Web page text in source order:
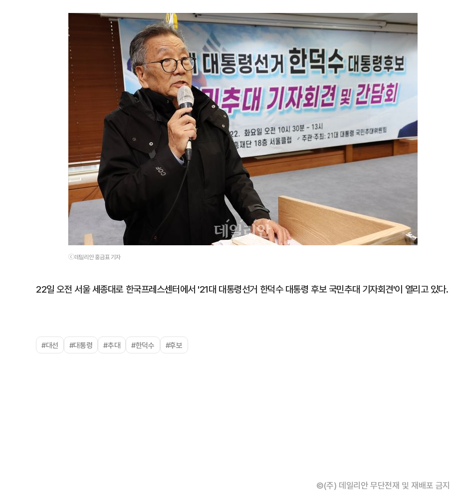
ⓒ데일리안 홍금표 기자
22일 오전 서울 세종대로 한국프레스센터에서 '21대 대통령선거 한덕수 대통령 후보 국민추대 기자회견'이 열리고 있다.
#대선 #대통령 #추대 #한덕수 #후보
©(주) 데일리안 무단전재 및 재배포 금지
1
“다시 시청으로” 김선태에게 전
충주시장의 재치 있는 제안…추
개
2
"숙련된 모습" 통영 60대女 살인
제로 갈 가능성 있나…범인의 실
3
1236회 로또 1등 당첨번호
'12·18·21·29·34·38'번…1등 당
어디?
5
자본시장법 위반 의혹